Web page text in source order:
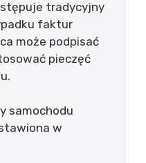
tradycyjny
faktur
może podpisać
pieczęć
samochodu
w